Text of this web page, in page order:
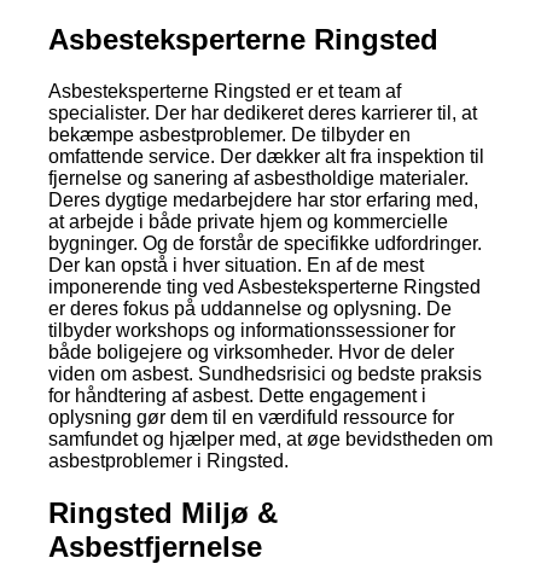
Asbesteksperterne Ringsted
Asbesteksperterne Ringsted er et team af
specialister. Der har dedikeret deres karrierer til, at
bekæmpe asbestproblemer. De tilbyder en
omfattende service. Der dækker alt fra inspektion til
fjernelse og sanering af asbestholdige materialer.
Deres dygtige medarbejdere har stor erfaring med,
at arbejde i både private hjem og kommercielle
bygninger. Og de forstår de specifikke udfordringer.
Der kan opstå i hver situation. En af de mest
imponerende ting ved Asbesteksperterne Ringsted
er deres fokus på uddannelse og oplysning. De
tilbyder workshops og informationssessioner for
både boligejere og virksomheder. Hvor de deler
viden om asbest. Sundhedsrisici og bedste praksis
for håndtering af asbest. Dette engagement i
oplysning gør dem til en værdifuld ressource for
samfundet og hjælper med, at øge bevidstheden om
asbestproblemer i Ringsted.
Ringsted Miljø &
Asbestfjernelse